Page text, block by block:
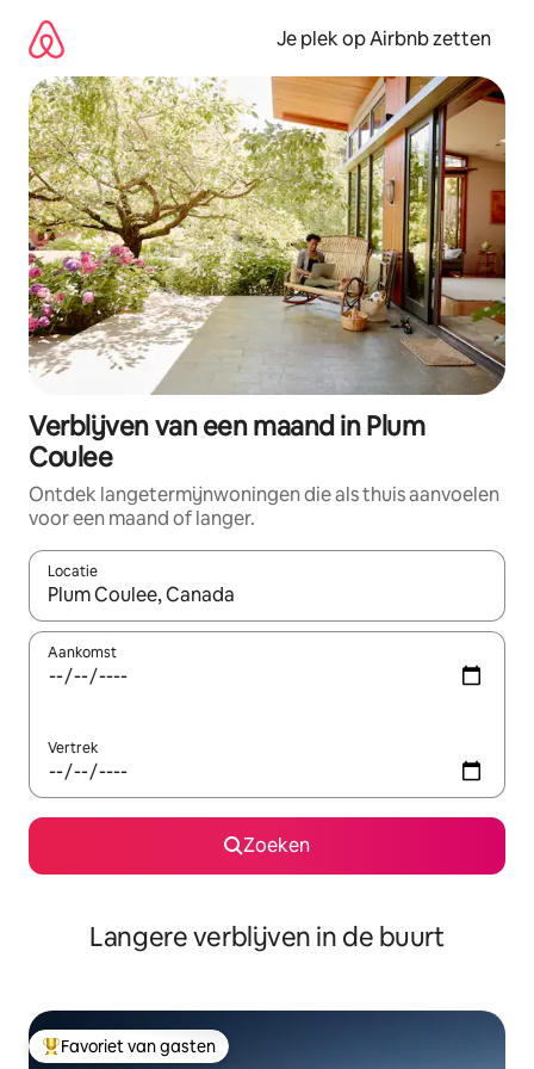
direct
naar
inhoud
Je plek op Airbnb zetten
Verblijven van een maand in Plum
Coulee
Ontdek langetermijnwoningen die als thuis aanvoelen
voor een maand of langer.
Locatie
Wanneer er resultaten beschikbaar zijn, maak je een keuze
Aankomst
Vertrek
Zoeken
Langere verblijven in de buurt
Topfavoriet van gasten
Favoriet van gasten